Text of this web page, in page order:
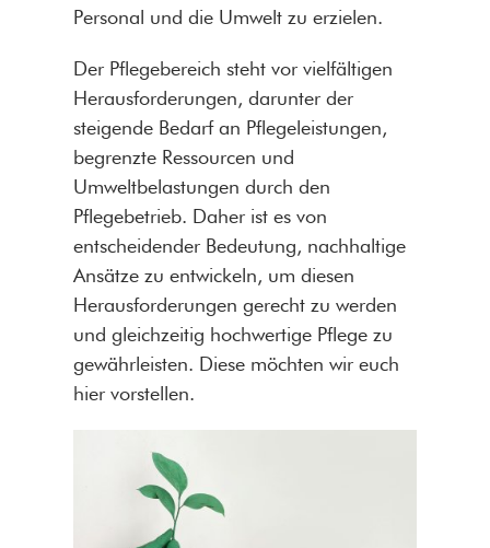
Personal und die Umwelt zu erzielen.
Der Pflegebereich steht vor vielfältigen
Herausforderungen, darunter der
steigende Bedarf an Pflegeleistungen,
begrenzte Ressourcen und
Umweltbelastungen durch den
Pflegebetrieb. Daher ist es von
entscheidender Bedeutung, nachhaltige
Ansätze zu entwickeln, um diesen
Herausforderungen gerecht zu werden
und gleichzeitig hochwertige Pflege zu
gewährleisten. Diese möchten wir euch
hier vorstellen.